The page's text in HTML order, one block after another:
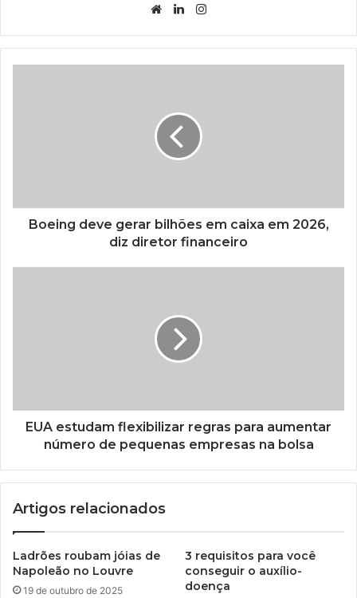
WebsiteLinkedin
Boeing deve gerar bilhões em caixa em 2026,
diz diretor financeiro
EUA estudam flexibilizar regras para aumentar
número de pequenas empresas na bolsa
Artigos relacionados
Ladrões roubam jóias de
Napoleão no Louvre
19 de outubro de 2025
3 requisitos para você
conseguir o auxílio-
doença